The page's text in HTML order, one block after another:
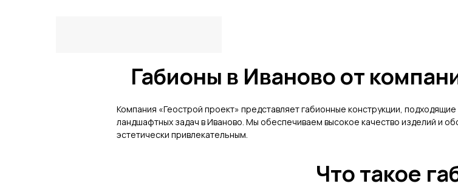
Габионы в Иваново от
Компания «Геострой проект» представляет габионные конструкции,
ландшафтных задач в Иваново. Мы обеспечиваем высокое качество изделий и
эстетически привлекательным.
Что такое